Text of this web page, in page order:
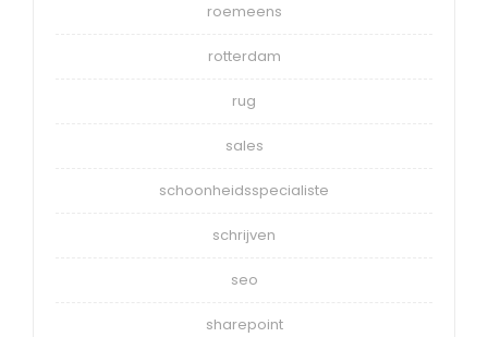
roemeens
rotterdam
rug
sales
schoonheidsspecialiste
schrijven
seo
sharepoint